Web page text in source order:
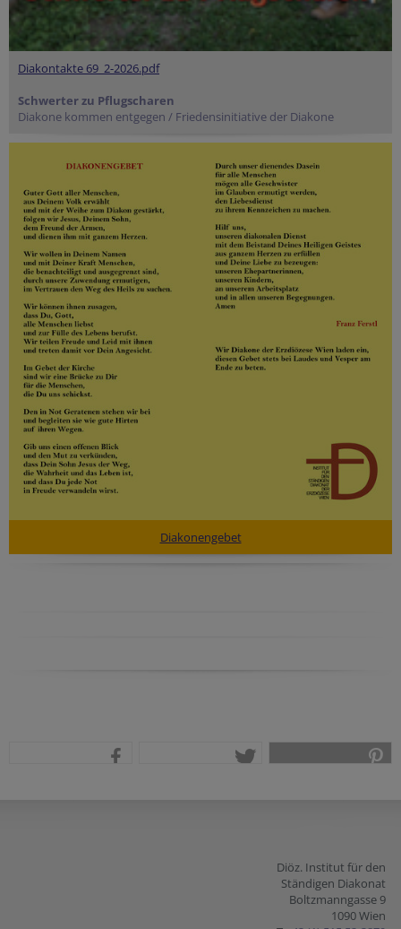
Diakontakte 69_2-2026.pdf
Schwerter zu Pflugscharen
Diakone kommen entgegen / Friedensinitiative der Diakone
Diakonengebet
Diöz. Institut für den
Ständigen Diakonat
Boltzmanngasse 9
1090 Wien